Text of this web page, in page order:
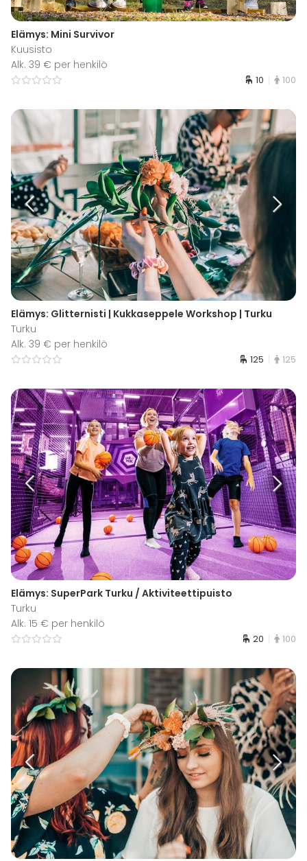
Elämys: Mini Survivor
Kuusisto
Alk. 39 € per henkilö
10 100
Elämys: Glitternisti | Kukkaseppele Workshop | Turku
Turku
Alk. 39 € per henkilö
125 125
Elämys: SuperPark Turku / Aktiviteettipuisto
Turku
Alk. 15 € per henkilö
20 100